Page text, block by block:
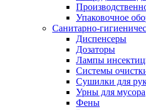
Упаковочное
Санитарно-
Диспенсеры
Дозаторы
Лампы
Системы
Сушилки для
Урны для мусора
Фены